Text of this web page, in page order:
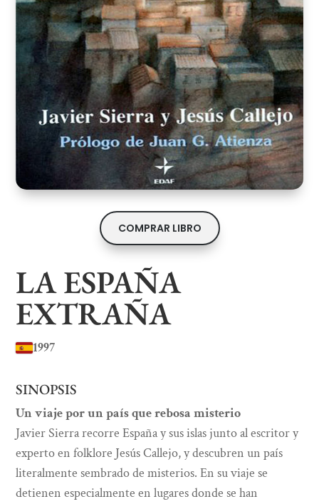
COMPRAR LIBRO
LA ESPAÑA
EXTRAÑA
1997
SINOPSIS
Un viaje por un país que rebosa misterio
Javier Sierra recorre España y sus islas junto al escritor y
experto en folklore Jesús Callejo, y descubren un país
literalmente sembrado de misterios. En su viaje se
detienen especialmente en lugares donde se han